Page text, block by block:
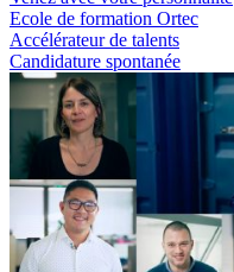
Ecole de formation Ortec
Accélérateur de talents
Candidature spontanée